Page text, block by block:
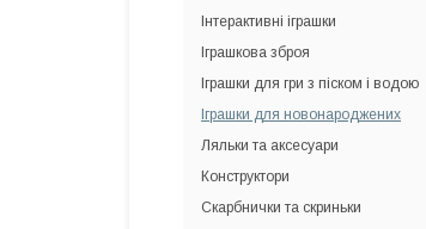
Інтерактивні іграшки
Іграшкова зброя
Іграшки для гри з піском і водою
Іграшки для новонароджених
Ляльки та аксесуари
Конструктори
Скарбнички та скриньки